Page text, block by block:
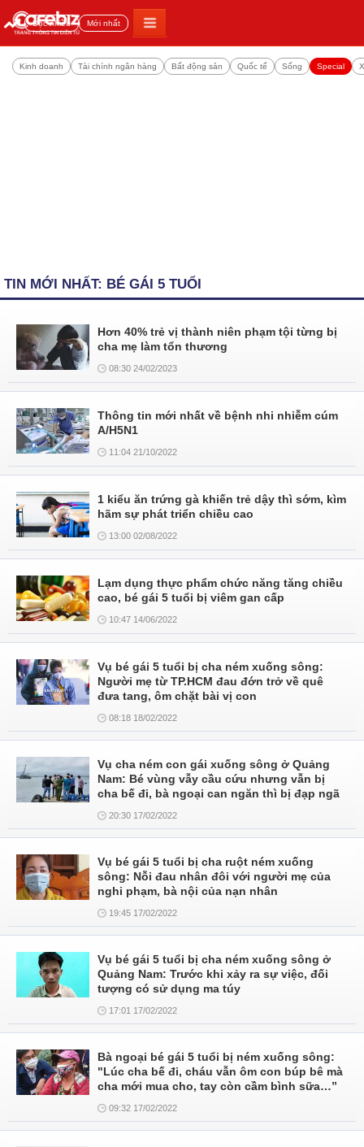
Đọc nhiều Mới nhất
Kinh doanh Tài chính ngân hàng Bất động sản Quốc tế Sống Special
TIN MỚI NHẤT: BÉ GÁI 5 TUỔI
Hơn 40% trẻ vị thành niên phạm tội từng bị
cha mẹ làm tổn thương
08:30 24/02/2023
Thông tin mới nhất về bệnh nhi nhiễm cúm
A/H5N1
11:04 21/10/2022
1 kiểu ăn trứng gà khiến trẻ dậy thì sớm, kìm
hãm sự phát triển chiều cao
13:00 02/08/2022
Lạm dụng thực phẩm chức năng tăng chiều
cao, bé gái 5 tuổi bị viêm gan cấp
10:47 14/06/2022
Vụ bé gái 5 tuổi bị cha ném xuống sông:
Người mẹ từ TP.HCM đau đớn trở về quê
đưa tang, ôm chặt bài vị con
08:18 18/02/2022
Vụ cha ném con gái xuống sông ở Quảng
Nam: Bé vùng vẫy cầu cứu nhưng vẫn bị
cha bế đi, bà ngoại can ngăn thì bị đạp ngã
20:30 17/02/2022
Vụ bé gái 5 tuổi bị cha ruột ném xuống
sông: Nỗi đau nhân đôi với người mẹ của
nghi phạm, bà nội của nạn nhân
19:45 17/02/2022
Vụ bé gái 5 tuổi bị cha ném xuống sông ở
Quảng Nam: Trước khi xảy ra sự việc, đối
tượng có sử dụng ma túy
17:01 17/02/2022
Bà ngoại bé gái 5 tuổi bị ném xuống sông:
"Lúc cha bế đi, cháu vẫn ôm con búp bê mà
cha mới mua cho, tay còn cầm bình sữa…”
09:32 17/02/2022